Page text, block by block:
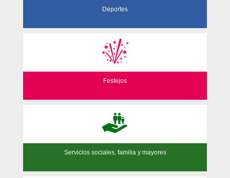
Deportes
Festejos
Servicios sociales, familia y mayores